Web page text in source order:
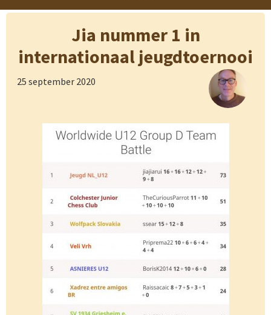
Jia nummer 1 in
internationaal jeugdtoernooi
25 september 2020